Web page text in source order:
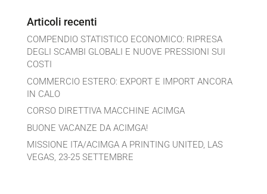
Articoli recenti
COMPENDIO STATISTICO ECONOMICO: RIPRESA
DEGLI SCAMBI GLOBALI E NUOVE PRESSIONI SUI
COSTI
COMMERCIO ESTERO: EXPORT E IMPORT ANCORA
IN CALO
CORSO DIRETTIVA MACCHINE ACIMGA
BUONE VACANZE DA ACIMGA!
MISSIONE ITA/ACIMGA A PRINTING UNITED, LAS
VEGAS, 23-25 SETTEMBRE